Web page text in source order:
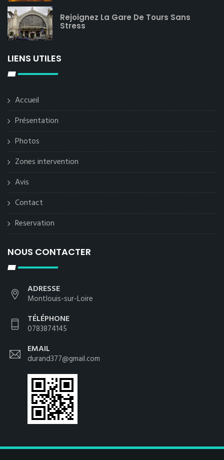
Rejoignez La Gare De Tours Sans
Stress
LIENS UTILES
Accueil
Présentation
Photos
Zones intervention
Avis
Contact
Reservation
NOUS CONTACTER
ADRESSE
Montlouis-sur-Loire
TÉLÉPHONE
0783874145
EMAIL
durand377@gmail.com